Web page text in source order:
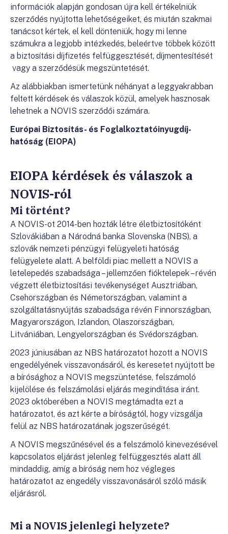
információk alapján gondosan újra kell értékelniük
szerződés nyújtotta lehetőségeiket, és miután szakmai
tanácsot kértek, el kell dönteniük, hogy mi lenne
számukra a legjobb intézkedés, beleértve többek között
a biztosítási díjfizetés felfüggesztését, díjmentesítését
vagy a szerződésük megszüntetését.
Az alábbiakban ismertetünk néhányat a leggyakrabban
feltett kérdések és válaszok közül, amelyek hasznosak
lehetnek a NOVIS szerződői számára.
Európai Biztosítás- és Foglalkoztatóinyugdíj-
hatóság (EIOPA)
EIOPA kérdések és válaszok a
NOVIS-ról
Mi történt?
A NOVIS-ot 2014-ben hozták létre életbiztosítóként
Szlovákiában a Národná banka Slovenska (NBS), a
szlovák nemzeti pénzügyi felügyeleti hatóság
felügyelete alatt. A belföldi piac mellett a NOVIS a
letelepedés szabadsága – jellemzően fióktelepek – révén
végzett életbiztosítási tevékenységet Ausztriában,
Csehországban és Németországban, valamint a
szolgáltatásnyújtás szabadsága révén Finnországban,
Magyarországon, Izlandon, Olaszországban,
Litvániában, Lengyelországban és Svédországban.
2023 júniusában az NBS határozatot hozott a NOVIS
engedélyének visszavonásáról, és keresetet nyújtott be
a bírósághoz a NOVIS megszüntetése, felszámoló
kijelölése és felszámolási eljárás megindítása iránt.
2023 októberében a NOVIS megtámadta ezt a
határozatot, és azt kérte a bíróságtól, hogy vizsgálja
felül az NBS határozatának jogszerűségét.
A NOVIS megszűnésével és a felszámoló kinevezésével
kapcsolatos eljárást jelenleg felfüggesztés alatt áll
mindaddig, amíg a bíróság nem hoz végleges
határozatot az engedély visszavonásáról szóló másik
eljárásról.
Mi a NOVIS jelenlegi helyzete?